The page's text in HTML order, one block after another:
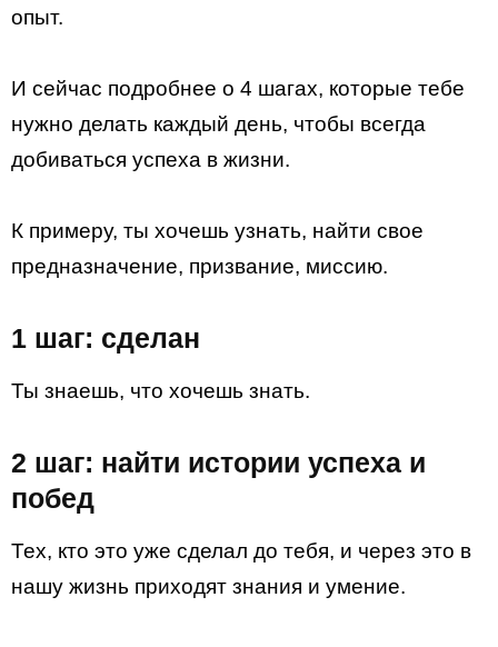
опыт.
И сейчас подробнее о 4 шагах, которые тебе
нужно делать каждый день, чтобы всегда
добиваться успеха в жизни.
К примеру, ты хочешь узнать, найти свое
предназначение, призвание, миссию.
1 шаг: сделан
Ты знаешь, что хочешь знать.
2 шаг: найти истории успеха и
побед
Тех, кто это уже сделал до тебя, и через это в
нашу жизнь приходят знания и умение.